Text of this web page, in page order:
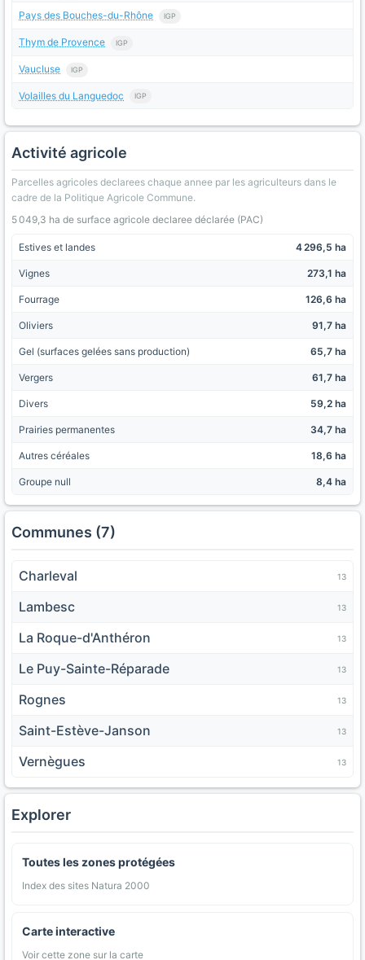
Pays des Bouches-du-Rhône IGP
Thym de Provence IGP
Vaucluse IGP
Volailles du Languedoc IGP
Activité agricole
Parcelles agricoles declarees chaque annee par les agriculteurs dans le
cadre de la Politique Agricole Commune.
5 049,3 ha de surface agricole declaree déclarée (PAC)
Estives et landes 4 296,5 ha
Vignes 273,1 ha
Fourrage 126,6 ha
Oliviers 91,7 ha
Gel (surfaces gelées sans production) 65,7 ha
Vergers 61,7 ha
Divers 59,2 ha
Prairies permanentes 34,7 ha
Autres céréales 18,6 ha
Groupe null 8,4 ha
Communes (7)
Charleval 13
Lambesc 13
La Roque-d'Anthéron 13
Le Puy-Sainte-Réparade 13
Rognes 13
Saint-Estève-Janson 13
Vernègues 13
Explorer
Toutes les zones protégées
Index des sites Natura 2000
Carte interactive
Voir cette zone sur la carte